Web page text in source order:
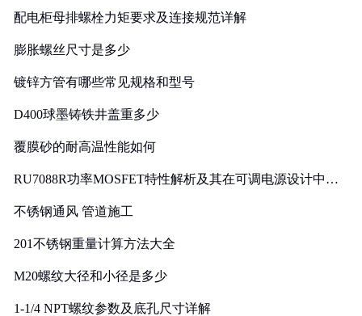
配电柜母排螺栓力矩要求及连接规范详解
膨胀螺丝尺寸是多少
镀锌方管有哪些常见规格和型号
D400球墨铸铁井盖重多少
覆膜砂的耐高温性能如何
RU7088R功率MOSFET特性解析及其在可调电源设计中的
不锈钢通风 管道施工
201不锈钢重量计算方法大全
M20螺纹大径和小径是多少
1-1/4 NPT螺纹参数及底孔尺寸详解